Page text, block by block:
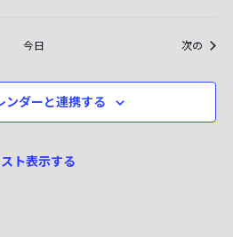
今日 次のイベ
ンダーと連携する
ト表示する